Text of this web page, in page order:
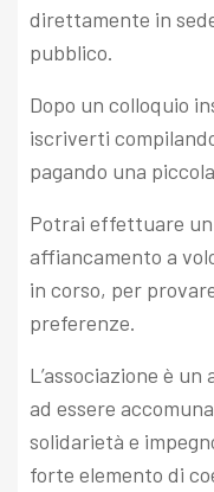
direttamente in
pubblico.
Dopo un colloquio
iscriverti
pagando una
Potrai effettuare
affiancamento a
in corso, per
preferenze.
L’associazione è
ad essere
solidarietà e
forte elemento di